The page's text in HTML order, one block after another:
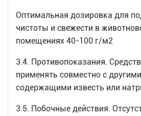
Оптимальная дозировка для
чистоты и свежести в
помещениях 40-100 г/м2
3.4. Противопоказания.
применять совместно с
содержащими известь или
3.5. Побочные действия.